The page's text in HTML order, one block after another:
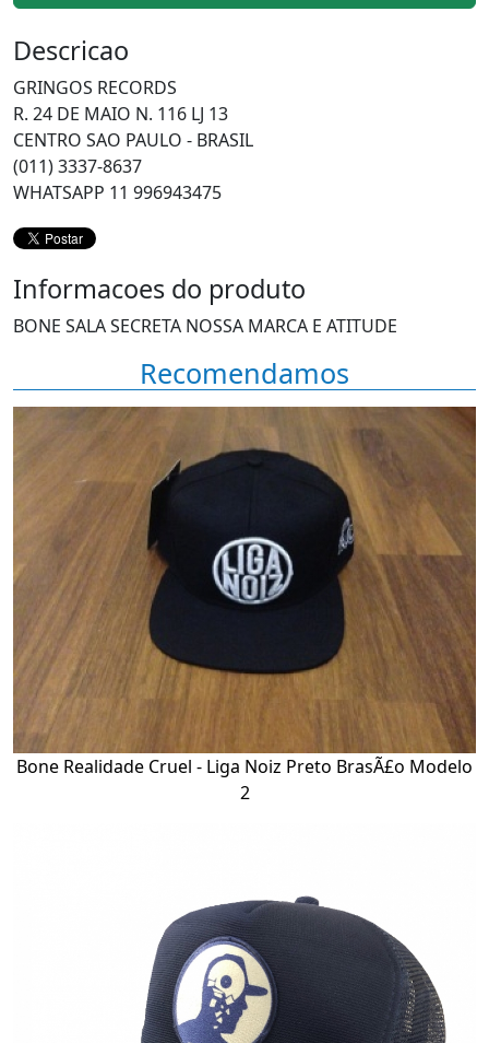
Descricao
GRINGOS RECORDS
R. 24 DE MAIO N. 116 LJ 13
CENTRO SAO PAULO - BRASIL
(011) 3337-8637
WHATSAPP 11 996943475
Informacoes do produto
BONE SALA SECRETA NOSSA MARCA E ATITUDE
Recomendamos
Bone Realidade Cruel - Liga Noiz Preto BrasÃ£o Modelo
2